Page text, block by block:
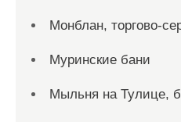
Монблан, торгово-
Муринские бани
Мыльня на Тулице,